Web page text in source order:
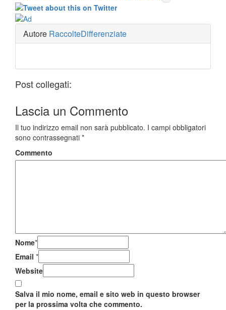
Autore RaccolteDifferenziate
Post collegati:
Lascia un Commento
Il tuo indirizzo email non sarà pubblicato. I campi obbligatori
sono contrassegnati *
Commento
Nome*
Email *
Website
Salva il mio nome, email e sito web in questo browser
per la prossima volta che commento.